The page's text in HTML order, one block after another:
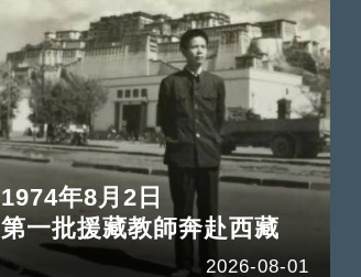
1974年8月2日
第一批援藏教師奔赴西藏
2026-08-01